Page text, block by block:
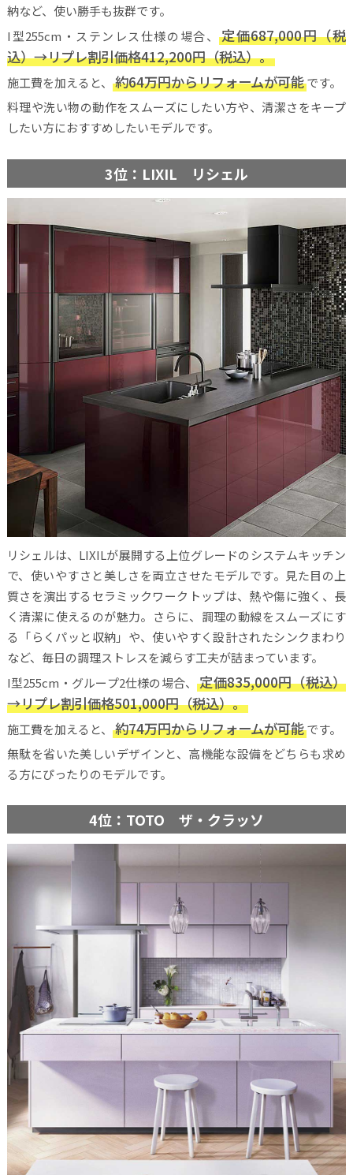
納など、使い勝手も抜群です。
I型255cm・ステンレス仕様の場合、定価687,000円（税
込）→リプレ割引価格412,200円（税込）。
施工費を加えると、 約64万円からリフォームが可能です。
料理や洗い物の動作をスムーズにしたい方や、清潔さをキープ
したい方におすすめしたいモデルです。
3位：LIXIL リシェル
リシェルは、LIXILが展開する上位グレードのシステムキッチン
で、使いやすさと美しさを両立させたモデルです。見た目の上
質さを演出するセラミックワークトップは、熱や傷に強く、長
く清潔に使えるのが魅力。さらに、調理の動線をスムーズにす
る「らくパッと収納」や、使いやすく設計されたシンクまわり
など、毎日の調理ストレスを減らす工夫が詰まっています。
I型255cm・グループ2仕様の場合、定価835,000円（税込）
→リプレ割引価格501,000円（税込）。
施工費を加えると、 約74万円からリフォームが可能です。
無駄を省いた美しいデザインと、高機能な設備をどちらも求め
る方にぴったりのモデルです。
4位：TOTO ザ・クラッソ